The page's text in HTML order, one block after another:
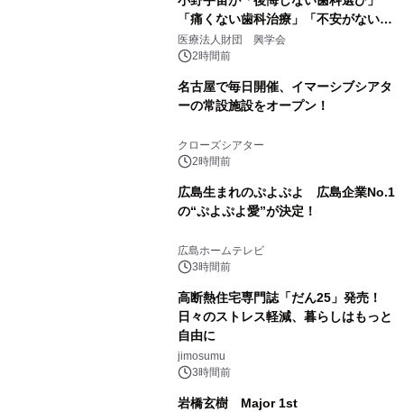
「痛くない歯科治療」「不安がない治
療計画」をテーマに専門監修
医療法人財団 興学会
2時間前
名古屋で毎日開催、イマーシブシアタ
ーの常設施設をオープン！
クローズシアター
2時間前
広島生まれのぷよぷよ 広島企業No.1
の“ぷよぷよ愛”が決定！
広島ホームテレビ
3時間前
高断熱住宅専門誌「だん25」発売！
日々のストレス軽減、暮らしはもっと
自由に
jimosumu
3時間前
岩橋玄樹 Major 1st